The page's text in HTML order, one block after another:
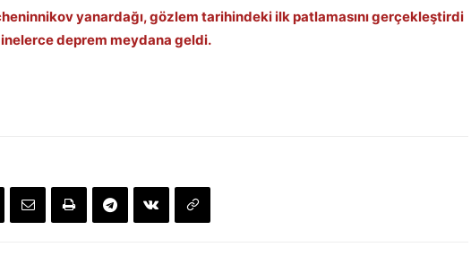
yanardağı, gözlem tarihindeki ilk patlamasını gerçekleştirdi
deprem meydana geldi.